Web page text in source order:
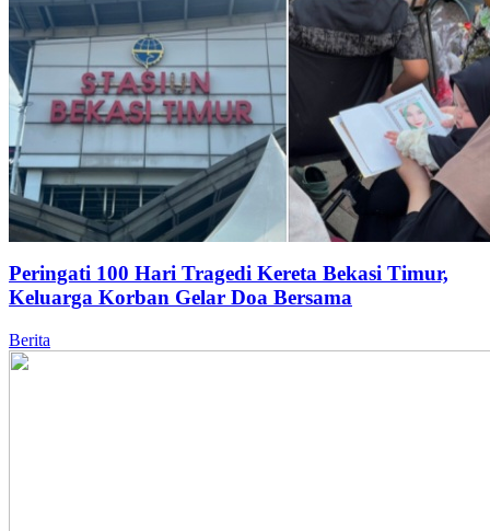
Peringati 100 Hari Tragedi Kereta Bekasi Timur,
Keluarga Korban Gelar Doa Bersama
Berita